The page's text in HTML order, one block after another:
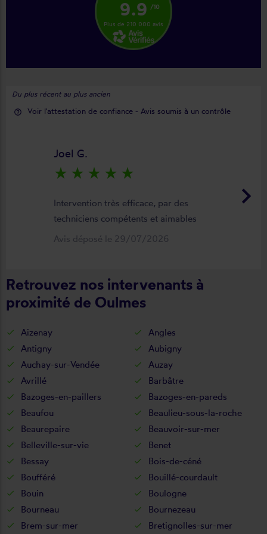
9.9 /10
Plus de 210 000 avis
Du plus récent au plus ancien
help_outline Voir l'attestation de confiance - Avis soumis à un contrôle
keyboard_arrow_right
Joel G.
star_rate star_rate star_rate star_rate star_rate
Intervention très efficace, par des
techniciens compétents et aimables
Avis déposé le 29/07/2026
Retrouvez nos intervenants à
proximité de Oulmes
Aizenay
Angles
Antigny
Aubigny
Auchay-sur-Vendée
Auzay
Avrillé
Barbâtre
Bazoges-en-paillers
Bazoges-en-pareds
Beaufou
Beaulieu-sous-la-roche
Beaurepaire
Beauvoir-sur-mer
Belleville-sur-vie
Benet
Bessay
Bois-de-céné
Boufféré
Bouillé-courdault
Bouin
Boulogne
Bourneau
Bournezeau
Brem-sur-mer
Bretignolles-sur-mer